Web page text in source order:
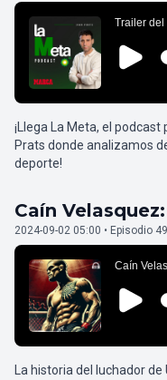
¡Llega La Meta, el
Prats donde analizamos
deporte!
Caín
2024-09-02 05:00 • Episodio 49
La historia del luchador